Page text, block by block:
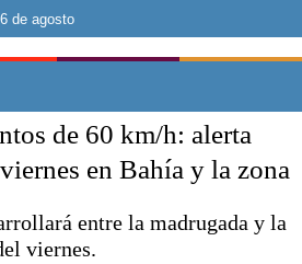
La ciudad
Punta Alta
El mundo
Escenario Olímpico
Liga del Sur
de agosto
de 60 km/h: alerta
en Bahía y la zona
entre la madrugada y la
viernes.